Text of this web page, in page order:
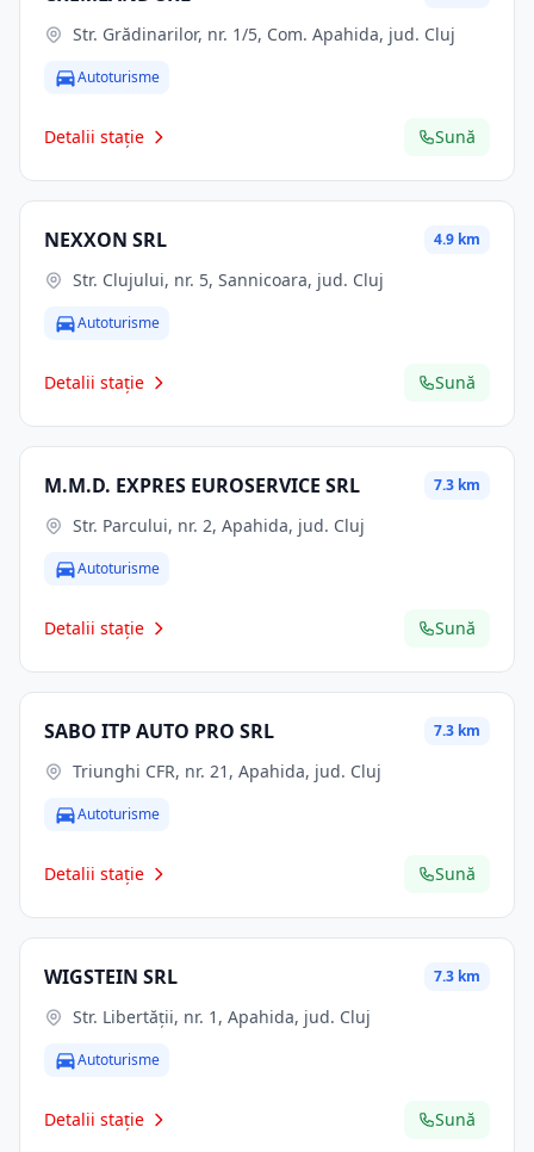
Str. Grădinarilor, nr. 1/5, Com. Apahida, jud. Cluj
Autoturisme
Detalii stație Sună
NEXXON SRL 4.9 km
Str. Clujului, nr. 5, Sannicoara, jud. Cluj
Autoturisme
Detalii stație Sună
M.M.D. EXPRES EUROSERVICE SRL 7.3 km
Str. Parcului, nr. 2, Apahida, jud. Cluj
Autoturisme
Detalii stație Sună
SABO ITP AUTO PRO SRL 7.3 km
Triunghi CFR, nr. 21, Apahida, jud. Cluj
Autoturisme
Detalii stație Sună
WIGSTEIN SRL 7.3 km
Str. Libertăţii, nr. 1, Apahida, jud. Cluj
Autoturisme
Detalii stație Sună